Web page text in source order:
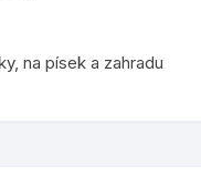
,na písek a zahradu